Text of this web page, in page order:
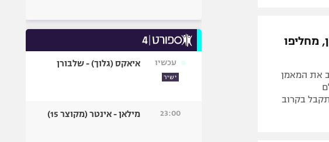
מחליפו
את המאמן
בקרוב
עכשיו
ישיר
איאקס (גלוך) - שלבורן
23:00 מילאן - אינטר (מקוצר 15)